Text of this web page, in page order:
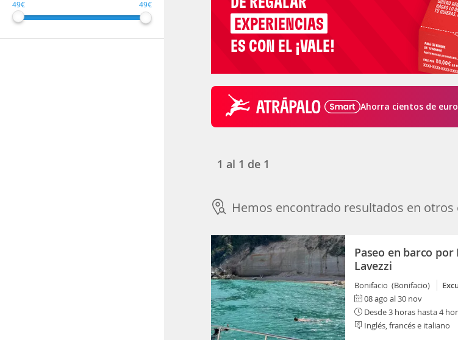
49€ 49€
EXPERIENCIAS
ES CON EL ¡VALE!
Ahorra cientos de
1 al 1 de 1
Hemos encontrado resultados en otros
Paseo en barco
Lavezzi
Bonifacio (Bonifacio)
08 ago al 30 nov
Desde 3 horas hasta 4
Inglés, francés e italiano